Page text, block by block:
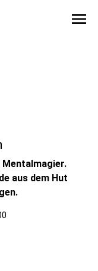
menu
aus dem Hut